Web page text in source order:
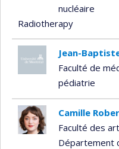
nucléaire
Radiotherapy
Jean-
Faculté de
pédiatrie
Camille
Faculté des
Département